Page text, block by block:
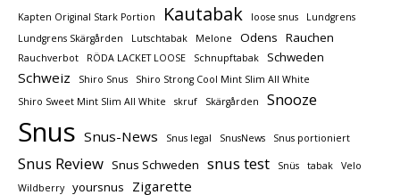
Kapten Original Stark Portion Kautabak loose snus
Lundgrens
Lundgrens Skärgården
Lutschtabak Melone Odens Rauchen
Rauchverbot RÖDA LACKET LOOSE Schnupftabak Schweden
Schweiz Shiro Snus
Shiro Strong Cool Mint Slim All White
Shiro Sweet Mint Slim All White
skruf Skärgården Snooze
Snus Snus-News Snus legal SnusNews Snus portioniert
Snus Review Snus Schweden snus test Snüs tabak
Velo
Wildberry
yoursnus Zigarette